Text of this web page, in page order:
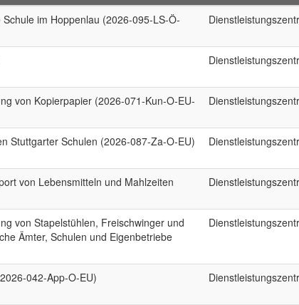
im Hoppenlau (2026-095-LS-Ö-
von Kopierpapier (2026-071-Kun-O-EU-
Stuttgarter Schulen (2026-087-Za-O-EU)
von Lebensmitteln und Mahlzeiten
von Stapelstühlen, Freischwinger und
Ämter, Schulen und Eigenbetriebe
042-App-O-EU)